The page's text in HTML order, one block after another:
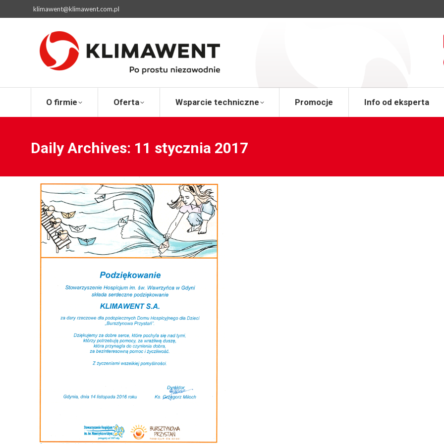
klimawent@klimawent.com.pl
O firmie Oferta Wsparcie techniczne Promocje Info od eksperta
Daily Archives: 11 stycznia 2017